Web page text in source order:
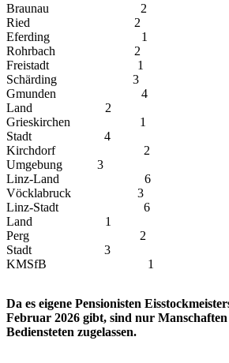
Braunau
Ried 2
Eferding
Rohrbach 2
Freistadt
Schärding 3
Gmunden 4
Land 2
Grieskirchen 1
Stadt 4
Kirchdorf 2
Umgebung 3
Linz-
Vöcklabruck 3
Linz-Stadt 6
Land 1
Perg 2
Stadt 3
KMSfB 1
Da es eigene Pensionisten
Februar 2026 gibt, sind nur
Bediensteten zugelassen.